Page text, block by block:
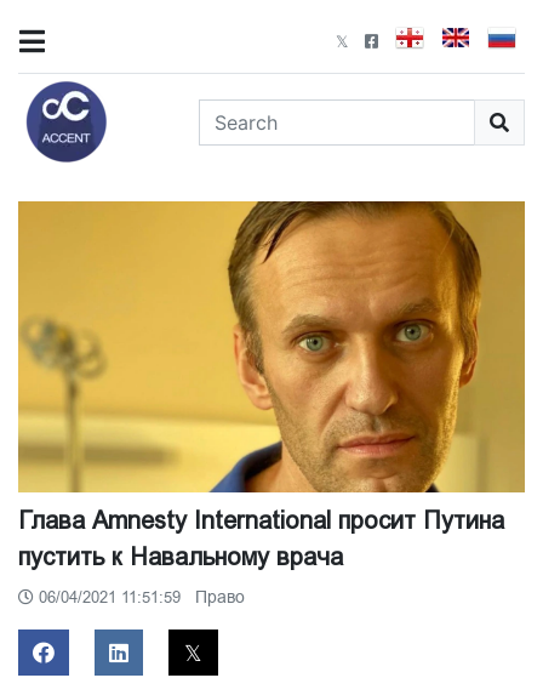
Глава Amnesty International просит Путина
пустить к Навальному врача
06/04/2021 11:51:59 Право